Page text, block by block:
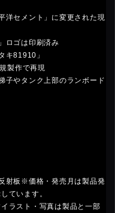
洋セメント」に変更された現
ロゴは印刷済み
キ81910」
製作で再現
子やタンク上部のランボード
射板※価格・発売月は製品発
ています。
ラスト・写真は製品と一部